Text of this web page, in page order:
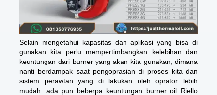
Selain mengetahui kapasitas dan aplikasi yang bisa di
gunakan kita perlu mempertimbangkan kelebihan dan
keuntungan dari burner yang akan kita gunakan, dimana
nanti berdampak saat pengoprasian di proses kita dan
sistem perawtan yang di lakukan oleh oprator lebih
mudah. ada pun beberpa keuntungan burner oil Riello